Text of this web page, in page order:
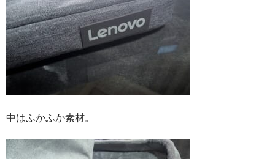
中はふかふか素材。